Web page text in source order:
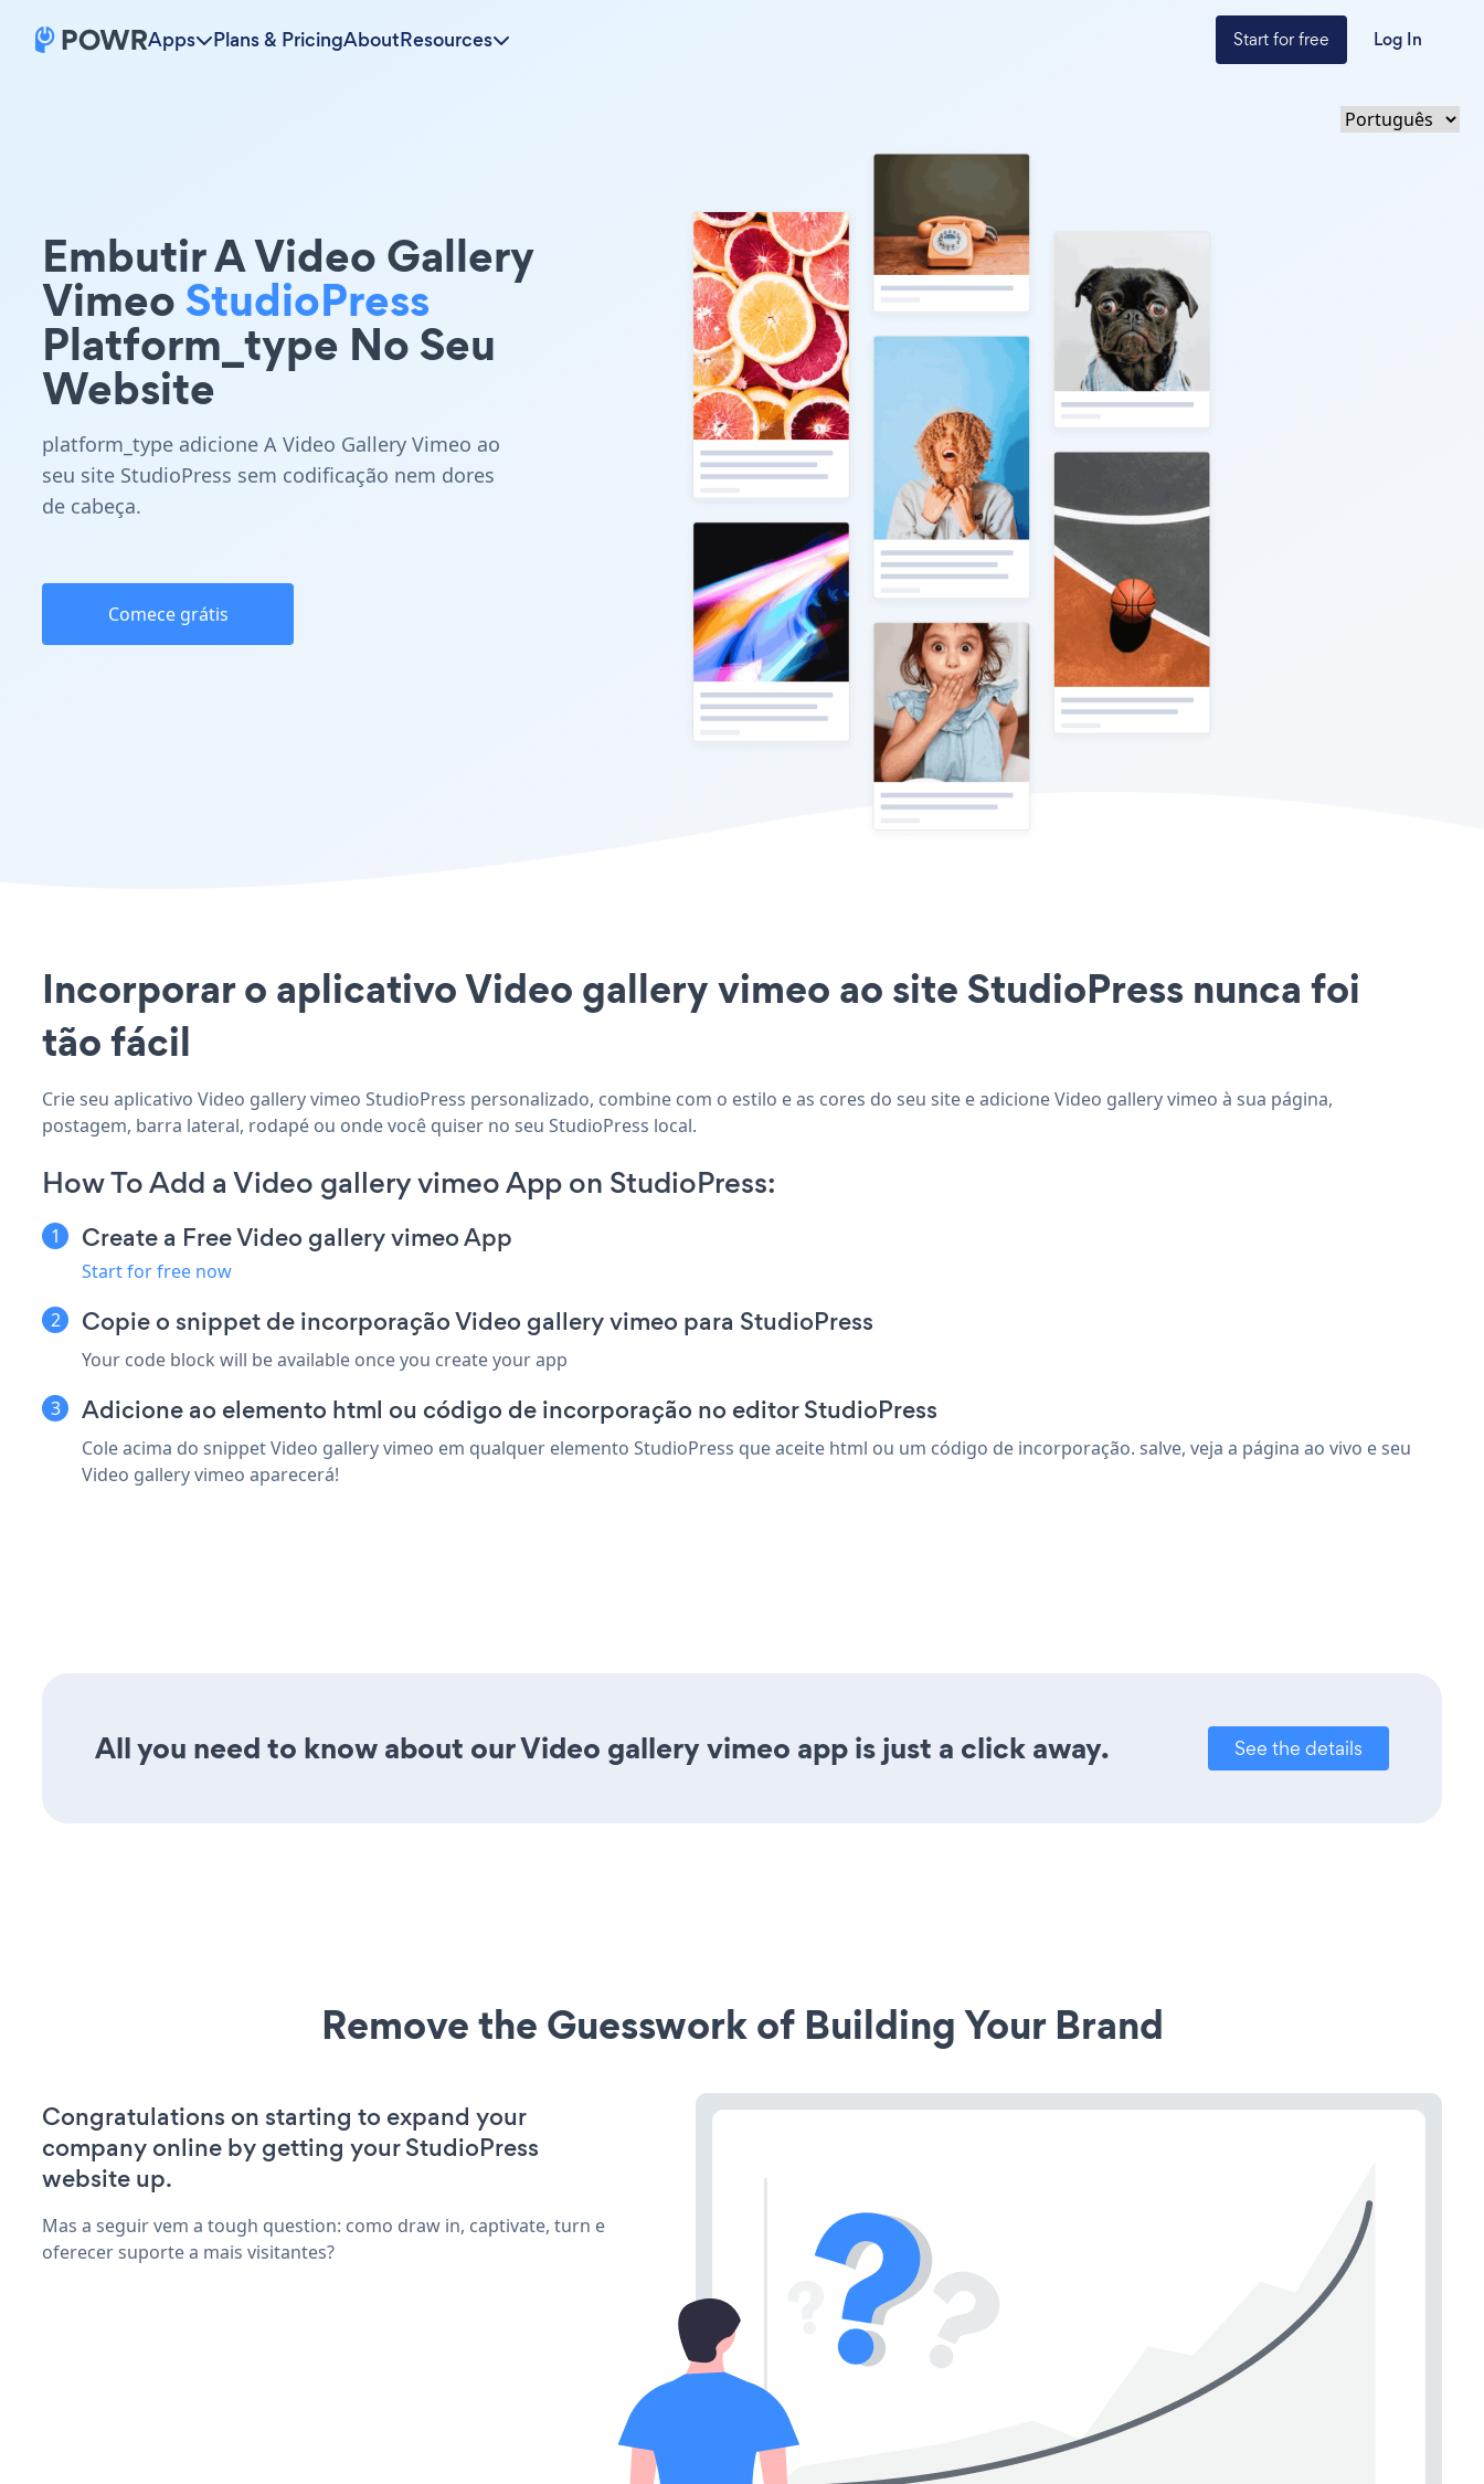
Apps Plans & PricingAboutResources Start for free Log In
Embutir A Video Gallery
VimeoStudioPress
Platform_type No Seu
Website
platform_type adicione A Video Gallery Vimeo ao
seu site StudioPress sem codificação nem dores
de cabeça.
Comece grátis
Incorporar o aplicativo Video gallery vimeo ao site StudioPress nunca foi
tão fácil
Crie seu aplicativo Video gallery vimeo StudioPress personalizado, combine com o estilo e as cores do seu site e adicione Video gallery vimeo à sua página,
postagem, barra lateral, rodapé ou onde você quiser no seu StudioPress local.
How To Add a Video gallery vimeo App on StudioPress:
Create a Free Video gallery vimeo App
Start for free now
Copie o snippet de incorporação Video gallery vimeo para StudioPress
Your code block will be available once you create your app
Adicione ao elemento html ou código de incorporação no editor StudioPress
Cole acima do snippet Video gallery vimeo em qualquer elemento StudioPress que aceite html ou um código de incorporação. salve, veja a página ao vivo e seu
Video gallery vimeo aparecerá!
All you need to know about our Video gallery vimeo app is just a click away. See the details
Remove the Guesswork of Building Your Brand
Congratulations on starting to expand your
company online by getting your StudioPress
website up.
Mas a seguir vem a tough question: como draw in, captivate, turn e
oferecer suporte a mais visitantes?